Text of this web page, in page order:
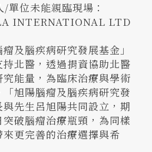
單位未能親臨現場：
INTERNATIONAL LTD
及腦疾病研究發展基金」
北醫，透過捐資協助北醫
能量，為臨床治療與學術
旭陽腦瘤及腦疾病研究發
先生呂旭陽共同設立，期
破腦瘤治療瓶頸，為同樣
更完善的治療選擇與希